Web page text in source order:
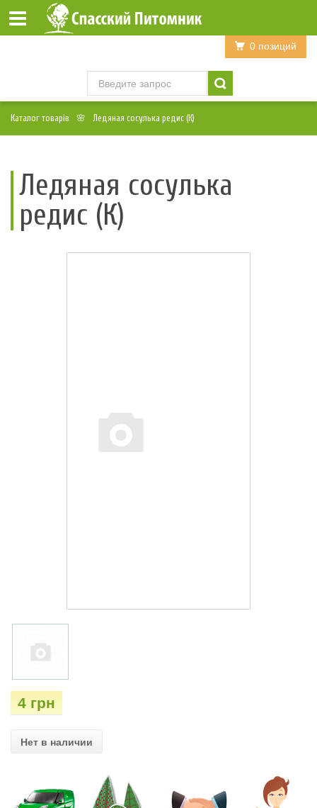
Войти Регистрация
0 позиций
Каталог товарів Ледяная сосулька редис (К)
Ледяная сосулька
редис (К)
4 грн
Нет в наличии